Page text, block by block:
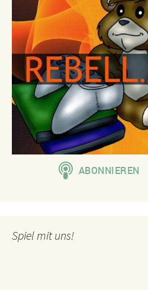
Spiel mit uns!